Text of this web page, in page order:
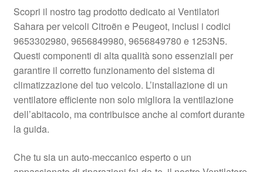
Il mio account
Pagamenti
Politica sulla riservatezza
Procedura di Reclamo
Registratore di cassa
Rimostranza
Scopri il nostro tag prodotto dedicato ai Ventilatori
Sahara per veicoli Citroën e Peugeot, inclusi i codici
9653302980, 9656849980, 9656849780 e 1253N5.
Questi componenti di alta qualità sono essenziali per
garantire il corretto funzionamento del sistema di
climatizzazione del tuo veicolo. L’installazione di un
ventilatore efficiente non solo migliora la ventilazione
dell’abitacolo, ma contribuisce anche al comfort durante
la guida.
Che tu sia un auto-meccanico esperto o un